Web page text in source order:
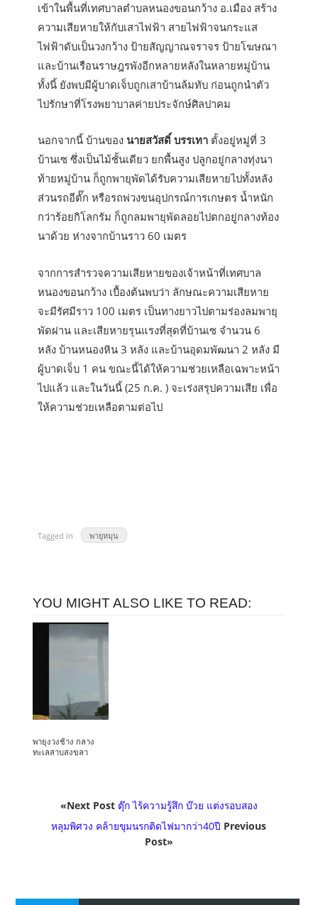
เข้าในพื้นที่เทศบาลตำบลหนองขอนกว้าง อ.เมือง สร้าง
ความเสียหายให้กับเสาไฟฟ้า สายไฟฟ้าจนกระแส
ไฟฟ้าดับเป็นวงกว้าง ป้ายสัญญาณจราจร ป้ายโฆษณา
และบ้านเรือนราษฎรพังอีกหลายหลังในหลายหมู่บ้าน
ทั้งนี้ ยังพบมีผู้บาดเจ็บถูกเสาบ้านล้มทับ ก่อนถูกนำตัว
ไปรักษาที่โรงพยาบาลค่ายประจักษ์ศิลปาคม
นอกจากนี้ บ้านของ นายสวัสดิ์ บรรเทา ตั้งอยู่หมู่ที่ 3
บ้านเซ ซึ่งเป็นไม้ชั้นเดียว ยกพื้นสูง ปลูกอยู่กลางทุ่งนา
ท้ายหมู่บ้าน ก็ถูกพายุพัดได้รับความเสียหายไปทั้งหลัง
ส่วนรถอีตั๊ก หรือรถพ่วงขนอุปกรณ์การเกษตร น้ำหนัก
กว่าร้อยกิโลกรัม ก็ถูกลมพายุพัดลอยไปตกอยู่กลางท้อง
นาด้วย ห่างจากบ้านราว 60 เมตร
จากการสำรวจความเสียหายของเจ้าหน้าที่เทศบาล
หนองขอนกว้าง เบื้องต้นพบว่า ลักษณะความเสียหาย
จะมีรัศมีราว 100 เมตร เป็นทางยาวไปตามร่องลมพายุ
พัดผ่าน และเสียหายรุนแรงที่สุดที่บ้านเซ จำนวน 6
หลัง บ้านหนองหิน 3 หลัง และบ้านอุดมพัฒนา 2 หลัง มี
ผู้บาดเจ็บ 1 คน ขณะนี้ได้ให้ความช่วยเหลือเฉพาะหน้า
ไปแล้ว และในวันนี้ (25 ก.ค. ) จะเร่งสรุปความเสีย เพื่อ
ให้ความช่วยเหลือตามต่อไป
Tagged in พายุหมุน
YOU MIGHT ALSO LIKE TO READ:
พายุงวงช้าง กลาง
ทะเลสาบสงขลา
«Next Post ตุ๊ก ไร้ความรู้สึก บ๊วย แต่งรอบสอง
หลุมพิศวง คล้ายขุมนรกติดไฟมากว่า40ปี Previous
Post»